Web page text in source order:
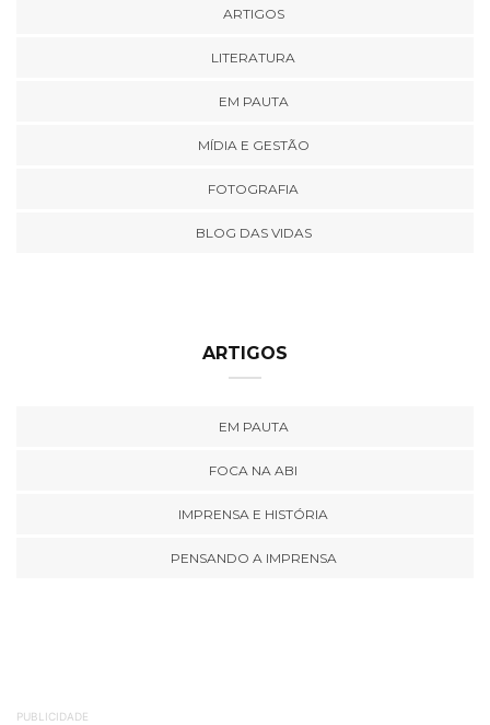
ARTIGOS
LITERATURA
EM PAUTA
MÍDIA E GESTÃO
FOTOGRAFIA
BLOG DAS VIDAS
ARTIGOS
EM PAUTA
FOCA NA ABI
IMPRENSA E HISTÓRIA
PENSANDO A IMPRENSA
PUBLICIDADE